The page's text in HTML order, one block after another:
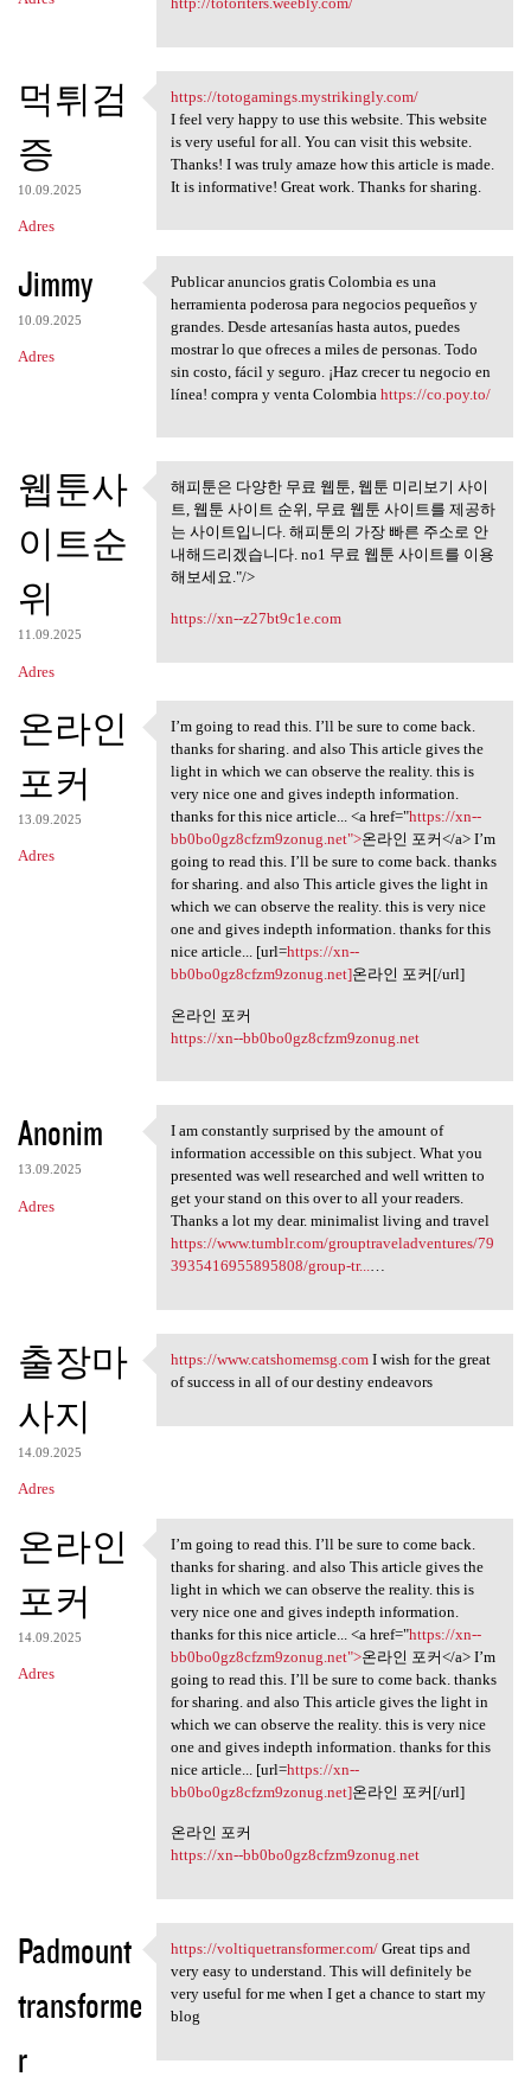
먹튀검
증
10.09.2025
Adres
https://totogamings
https://totogamings.mystrikingly.com/
I feel very happy to use this website. This website
is very useful for all. You can visit this website.
Thanks! I was truly amaze how this article is made.
It is informative! Great work. Thanks for sharing.
Jimmy
10.09.2025
Adres
Publicar anuncios gratis
Publicar anuncios gratis Colombia es una
herramienta poderosa para negocios pequeños y
grandes. Desde artesanías hasta autos, puedes
mostrar lo que ofreces a miles de personas. Todo
sin costo, fácil y seguro. ¡Haz crecer tu negocio en
línea! compra y venta Colombia https://co.poy.to/
웹툰사
이트순
위
11.09.2025
Adres
해피툰은 다양한 무료 웹툰, 웹툰
미리보기 사이트,
해피툰은 다양한 무료 웹툰, 웹툰 미리보기 사이
트, 웹툰 사이트 순위, 무료 웹툰 사이트를 제공하
는 사이트입니다. 해피툰의 가장 빠른 주소로 안
내해드리겠습니다. no1 무료 웹툰 사이트를 이용
해보세요."/>
https://xn--z27bt9c1e.com
온라인
포커
13.09.2025
Adres
I’m going to read this. I’ll
I’m going to read this. I’ll be sure to come back.
thanks for sharing. and also This article gives the
light in which we can observe the reality. this is
very nice one and gives indepth information.
thanks for this nice article... <a href="https://xn--
bb0bo0gz8cfzm9zonug.net">온라인 포커</a> I’m
going to read this. I’ll be sure to come back. thanks
for sharing. and also This article gives the light in
which we can observe the reality. this is very nice
one and gives indepth information. thanks for this
nice article... [url=https://xn--
bb0bo0gz8cfzm9zonug.net]온라인 포커[/url]
온라인 포커
https://xn--bb0bo0gz8cfzm9zonug.net
Anonim
13.09.2025
Adres
I am constantly surprised by
I am constantly surprised by the amount of
information accessible on this subject. What you
presented was well researched and well written to
get your stand on this over to all your readers.
Thanks a lot my dear. minimalist living and travel
https://www.tumblr.com/grouptraveladventures/79
3935416955895808/group-tr...…
출장마
사지
14.09.2025
Adres
https://www.catshomemsg.com I
https://www.catshomemsg.comI wish for the great
of success in all of our destiny endeavors
온라인
포커
14.09.2025
Adres
I’m going to read this. I’ll
I’m going to read this. I’ll be sure to come back.
thanks for sharing. and also This article gives the
light in which we can observe the reality. this is
very nice one and gives indepth information.
thanks for this nice article... <a href="https://xn--
bb0bo0gz8cfzm9zonug.net">온라인 포커</a> I’m
going to read this. I’ll be sure to come back. thanks
for sharing. and also This article gives the light in
which we can observe the reality. this is very nice
one and gives indepth information. thanks for this
nice article... [url=https://xn--
bb0bo0gz8cfzm9zonug.net]온라인 포커[/url]
온라인 포커
https://xn--bb0bo0gz8cfzm9zonug.net
Padmount
transforme
r
https://voltiquetransformer
https://voltiquetransformer.com/Great tips and
very easy to understand. This will definitely be
very useful for me when I get a chance to start my
blog